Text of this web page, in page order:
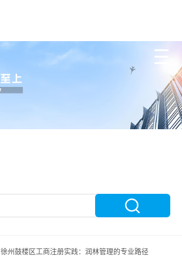
徐州鼓楼区工商注册实践：润林管理的专业路径